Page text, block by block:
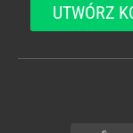
UTWÓRZ